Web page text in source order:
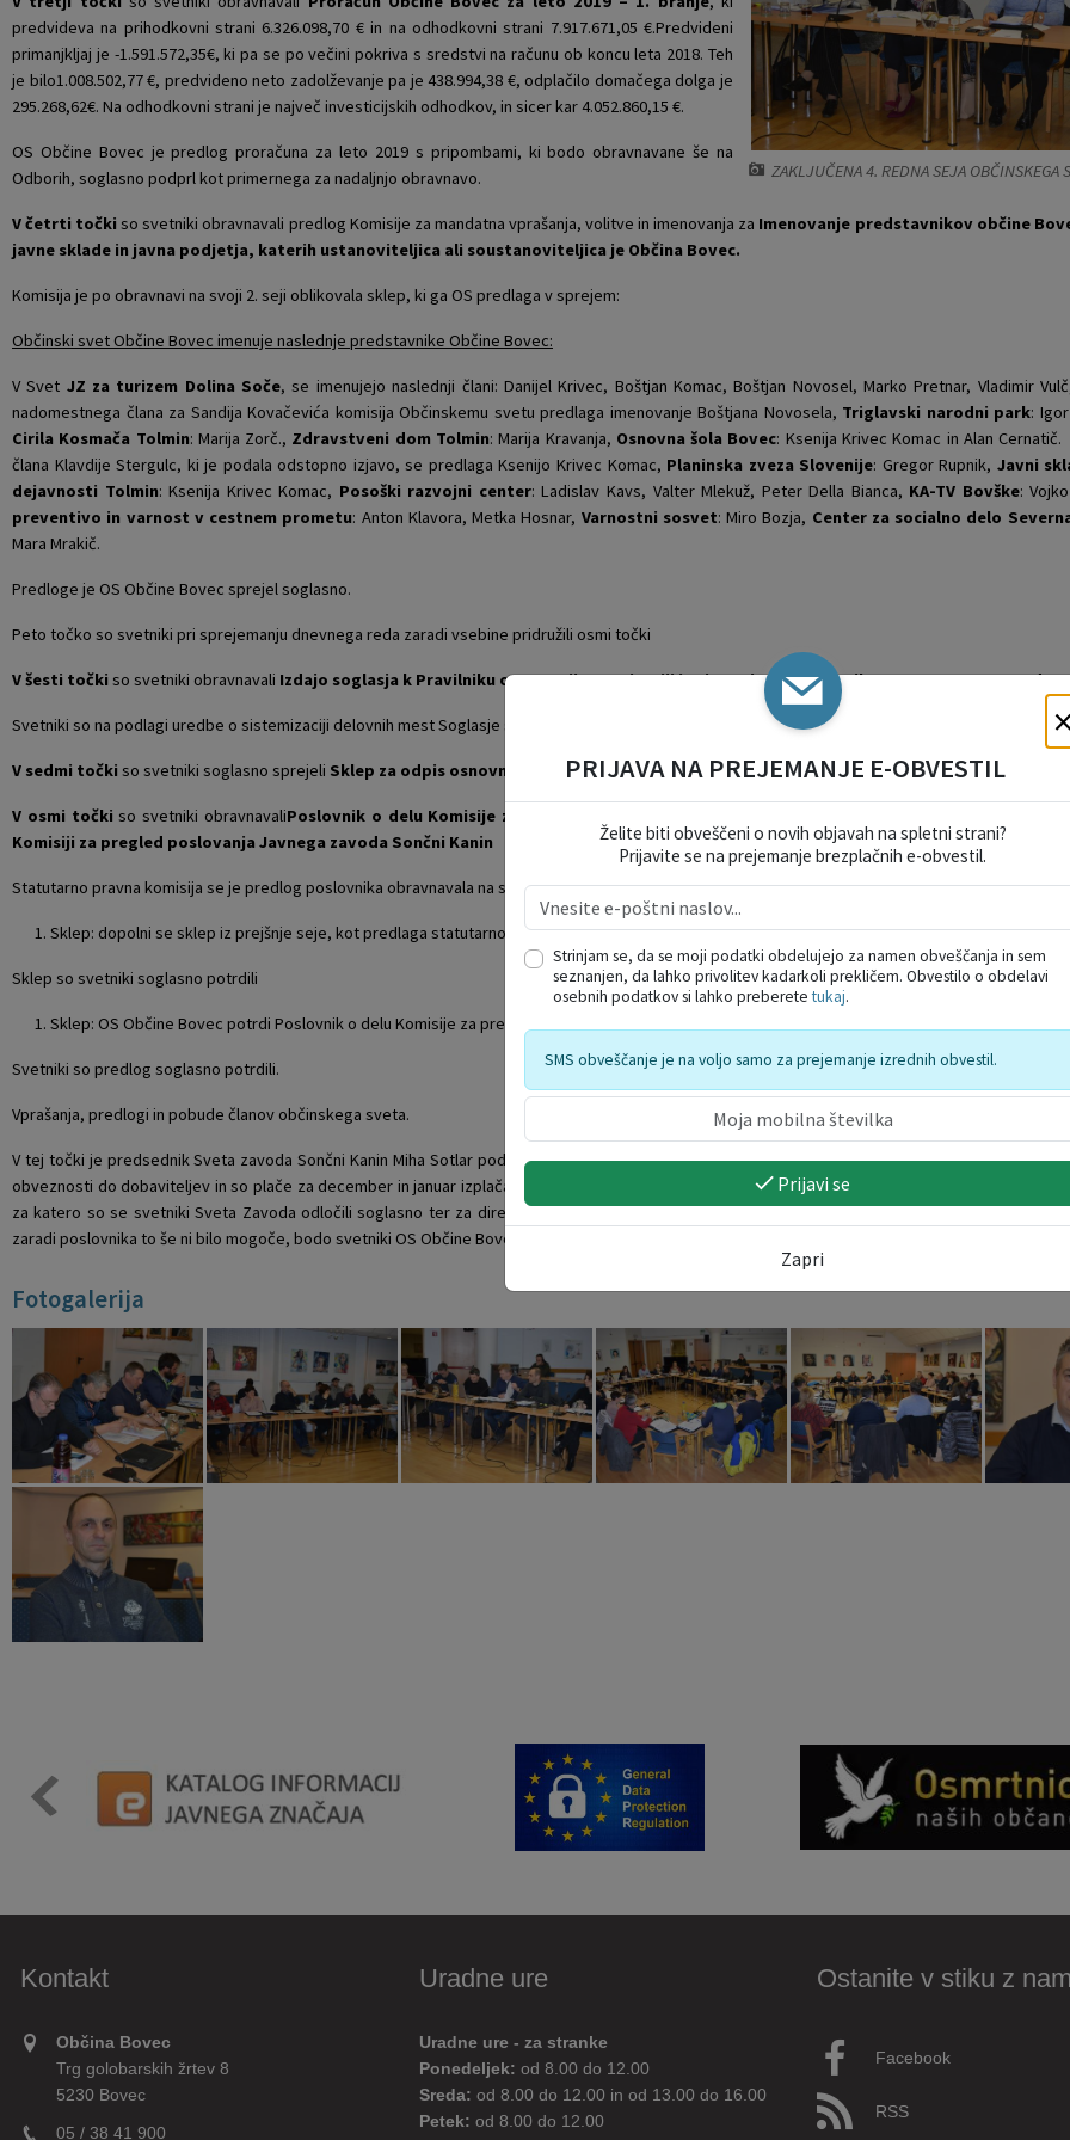
ZAKLJUČENA 4. REDNA SEJA OBČINSKEGA
predvideva na prihodkovni strani 6.326.098,70 € in na odhodkovni strani 7.917.671,05 €.Predvideni
primanjkljaj je -1.591.572,35€, ki pa se po večini pokriva s sredstvi na računu ob koncu leta 2018. Teh
je bilo1.008.502,77 €, predvideno neto zadolževanje pa je 438.994,38 €, odplačilo domačega dolga je
295.268,62€. Na odhodkovni strani je največ investicijskih odhodkov, in sicer kar 4.052.860,15 €.
OS Občine Bovec je predlog proračuna za leto 2019 s pripombami, ki bodo obravnavane še na
Odborih, soglasno podprl kot primernega za nadaljnjo obravnavo.
V četrti točki so svetniki obravnavali predlog Komisije za mandatna vprašanja, volitve in imenovanja za Imenovanje predstavnikov občine
javne sklade in javna podjetja, katerih ustanoviteljica ali soustanoviteljica je Občina Bovec.
Komisija je po obravnavi na svoji 2. seji oblikovala sklep, ki ga OS predlaga v sprejem:
Občinski svet Občine Bovec imenuje naslednje predstavnike Občine Bovec:
V Svet JZ za turizem Dolina Soče, se imenujejo naslednji člani: Danijel Krivec, Boštjan Komac, Boštjan Novosel, Marko Pretnar, Vladimir
nadomestnega člana za Sandija Kovačevića komisija Občinskemu svetu predlaga imenovanje Boštjana Novosela, Triglavski narodni park:
Cirila Kosmača Tolmin: Marija Zorč., Zdravstveni dom Tolmin: Marija Kravanja, Osnovna šola Bovec: Ksenija Krivec Komac in Alan
člana Klavdije Stergulc, ki je podala odstopno izjavo, se predlaga Ksenijo Krivec Komac, Planinska zveza Slovenije: Gregor Rupnik, Javni
dejavnosti Tolmin: Ksenija Krivec Komac, Posoški razvojni center: Ladislav Kavs, Valter Mlekuž, Peter Della Bianca, KA-TV Bovške:
preventivo in varnost v cestnem prometu: Anton Klavora, Metka Hosnar, Varnostni sosvet: Miro Bozja, Center za socialno delo
Mara Mrakič.
Predloge je OS Občine Bovec sprejel soglasno.
Peto točko so svetniki pri sprejemanju dnevnega reda zaradi vsebine pridružili osmi točki
V šesti točki so svetniki obravnavali Izdajo soglasja k Pravilniku o notranji organizaciji in sistemizaciji delovnih mest v Javnem zavodu
Svetniki so na podlagi uredbe o sistemizaciji delovnih mest Soglasje soglasno potrdili.
V sedmi točki so svetniki soglasno sprejeli Sklep za odpis osnovnih sredstev za leto 2018.
V osmi točki so svetniki obravnavaliPoslovnik o delu Komisije za pregled poslovanja Javnega zavoda Sončni Kanin
Sklep o
Komisiji za pregled poslovanja Javnega zavoda Sončni Kanin
Statutarno pravna komisija se je predlog poslovnika obravnavala na svoji seji in pripravila na način, da so vsa določila znotraj pravnega reda in
Sklep: dopolni se sklep iz prejšnje seje, kot predlaga statutarno pravna komisija
Sklep so svetniki soglasno potrdili
Sklep: OS Občine Bovec potrdi Poslovnik o delu Komisije za pregled poslovanja Javnega zavoda Sončni Kanin.
Svetniki so predlog soglasno potrdili.
Vprašanja, predlogi in pobude članov občinskega sveta.
V tej točki je predsednik Sveta zavoda Sončni Kanin Miha Sotlar podal informacijo o finančnem stanju Sončnega Kanina, ki izkazuje, da Sončni
obveznosti do dobaviteljev in so plače za december in januar izplačane. Svetnike je seznanil tudi z izidom razpisa za direktorja Javnega zavoda
za katero so se svetniki Sveta Zavoda odločili soglasno ter za direktorja izbrali kandidata Roka Ovsenika. Ker mora OS podati soglasje k
zaradi poslovnika to še ni bilo mogoče, bodo svetniki OS Občine Bovec o soglasju odločali na prihodnji seji.
Fotogalerija
Kontakt
Občina Bovec
Trg golobarskih žrtev 8
5230 Bovec
05 / 38 41 900
Uradne ure
Uradne ure - za stranke
Ponedeljek: od 8.00 do 12.00
Sreda: od 8.00 do 12.00 in od 13.00 do 16.00
Petek: od 8.00 do 12.00
Ostanite v stiku z
Facebook
RSS
Krajevne skupnosti
Naselja v občini
Pobratene občine
Organigram
Temeljni akti občine
Strateški dokumenti
Katalog informacij javnega značaja
Projekti in investicije
Prostorski akti občine
Predpisi in odloki
Občinski časopis
Lokalne volitve
Gosp. javne službe
Osmrtnice iz regije
×
PRIJAVA NA PREJEMANJE E-OBVESTIL
Želite biti obveščeni o novih objavah na spletni strani?
Prijavite se na prejemanje brezplačnih e-obvestil.
Strinjam se, da se moji podatki obdelujejo za namen obveščanja in sem
seznanjen, da lahko privolitev kadarkoli prekličem. Obvestilo o obdelavi
osebnih podatkov si lahko preberetetukaj.
SMS obveščanje je na voljo samo za prejemanje izrednih obvestil.
Prijavi se
Zapri